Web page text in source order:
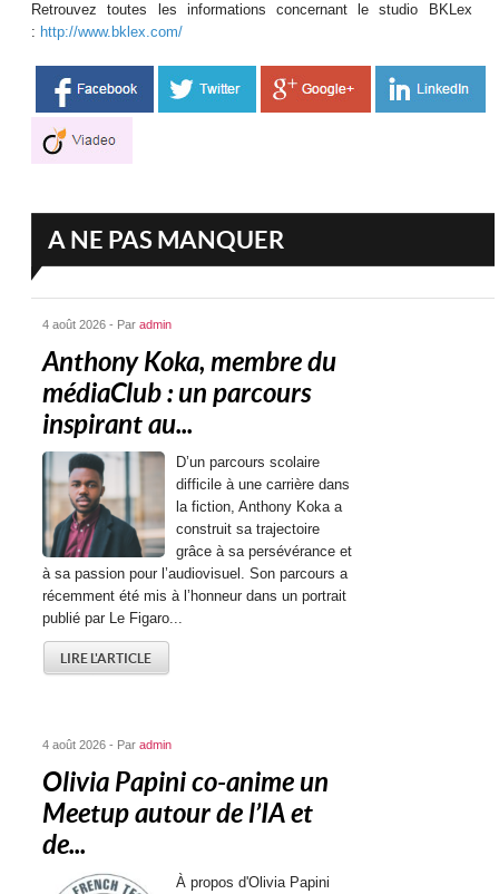
Retrouvez toutes les informations concernant le studio BKLex
: http://www.bklex.com/
A NE PAS MANQUER
4 août 2026 - Paradmin
Anthony Koka, membre du
médiaClub : un parcours
inspirant au...
D’un parcours scolaire
difficile à une carrière dans
la fiction, Anthony Koka a
construit sa trajectoire
grâce à sa persévérance et
à sa passion pour l’audiovisuel. Son parcours a
récemment été mis à l’honneur dans un portrait
publié par Le Figaro...
LIRE L'ARTICLE
4 août 2026 - Paradmin
Olivia Papini co-anime un
Meetup autour de l’IA et
de...
À propos d'Olivia Papini